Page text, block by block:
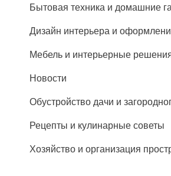
Бытовая техника и домашние
Дизайн интерьера и
Мебель и интерьерные
Новости
Обустройство дачи и
Рецепты и кулинарные советы
Хозяйство и организация